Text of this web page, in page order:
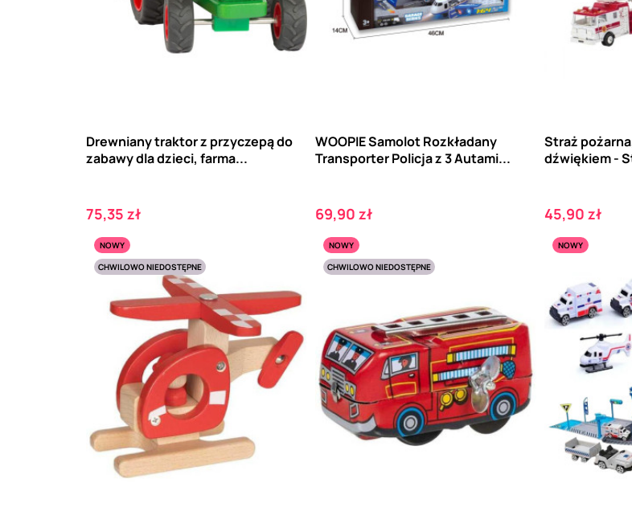
Drewniany traktor z przyczepą do
zabawy dla dzieci, farma...
Cena
75,35 zł
WOOPIE Samolot Rozkładany
Transporter Policja z 3 Autami...
Cena
69,90 zł
Straż
dźwiękiem -
Cena
45,90 zł
NOWY
CHWILOWO NIEDOSTĘPNE
NOWY
CHWILOWO NIEDOSTĘPNE
NOWY